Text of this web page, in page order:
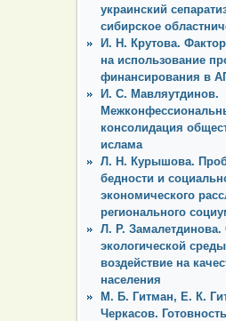
украинский
сибирское
И. Н. Крутова.
на использование
финансирования в
И. С. Мавляутдинов.
консолидация
ислама
Л. Н. Курышова.
бедности и
экономического
регионального
Л. Р. Замалетдинова.
экологической
воздействие на
населения
М. Б. Гитман, Е. К.
Черкасов.